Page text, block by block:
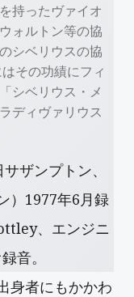
持ったヴァイオ
ォルトン等の協
シベリウスの協
その功績にフィ
シベリウス・メ
ディヴァリウス
ザンプトン、
）1977年6月録
、エンジニ
音。
身者にもかかわ